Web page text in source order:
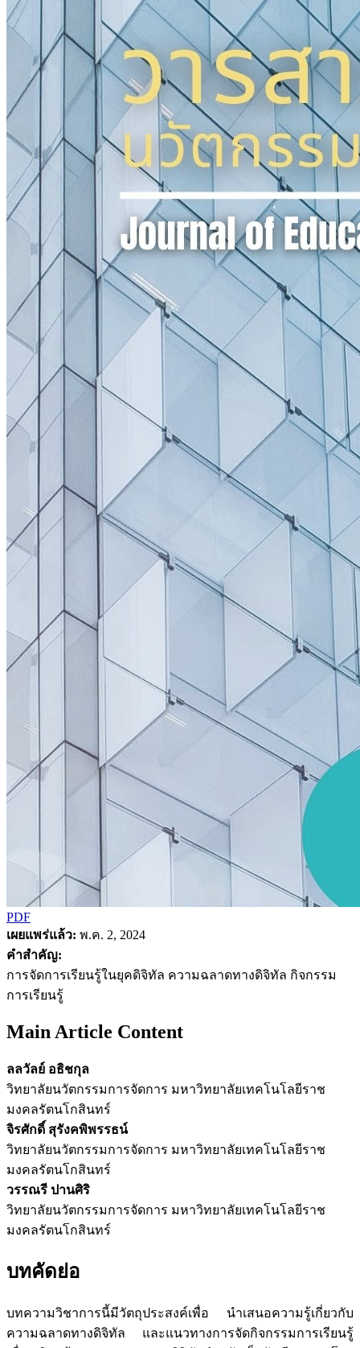
PDF
เผยแพร่แล้ว: พ.ค. 2, 2024
คำสำคัญ:
การจัดการเรียนรู้ในยุคดิจิทัล ความฉลาดทางดิจิทัล กิจกรรม
การเรียนรู้
Main Article Content
ลลวัลย์ อธิชกุล
วิทยาลัยนวัตกรรมการจัดการ มหาวิทยาลัยเทคโนโลยีราช
มงคลรัตนโกสินทร์
จิรศักดิ์ สุรังคพิพรรธน์
วิทยาลัยนวัตกรรมการจัดการ มหาวิทยาลัยเทคโนโลยีราช
มงคลรัตนโกสินทร์
วรรณรี ปานศิริ
วิทยาลัยนวัตกรรมการจัดการ มหาวิทยาลัยเทคโนโลยีราช
มงคลรัตนโกสินทร์
บทคัดย่อ
บทความวิชาการนี้มีวัตถุประสงค์เพื่อ นำเสนอความรู้เกี่ยวกับ
ความฉลาดทางดิจิทัล และแนวทางการจัดกิจกรรมการเรียนรู้